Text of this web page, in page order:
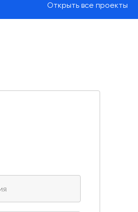
Открыть все проекты